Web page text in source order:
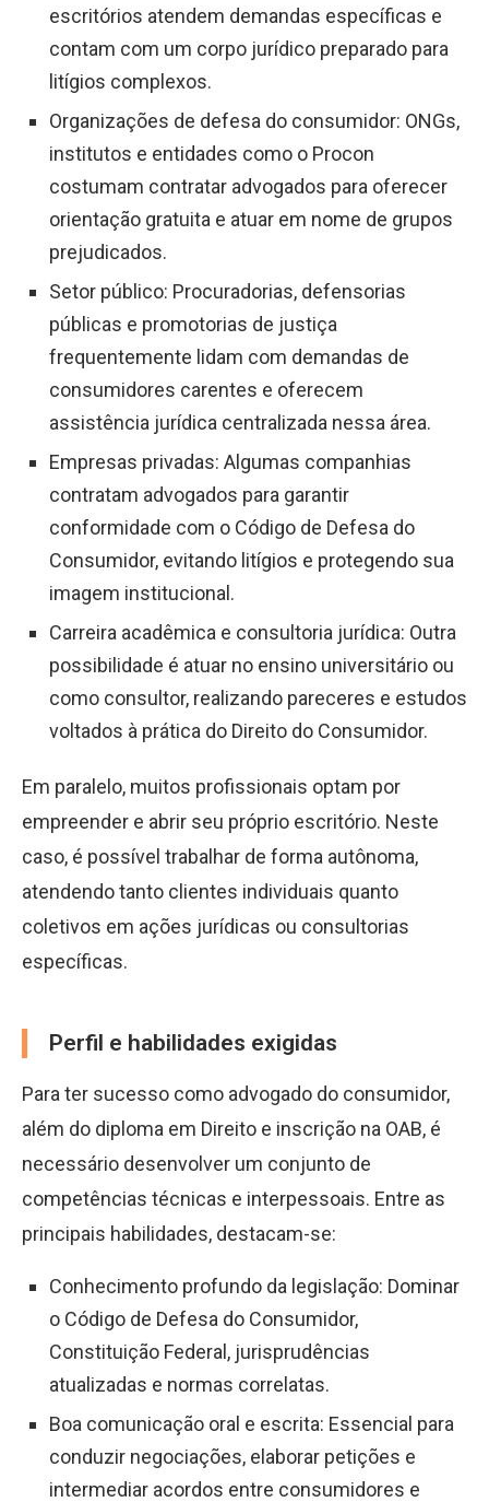
escritórios atendem demandas específicas e
contam com um corpo jurídico preparado para
litígios complexos.
Organizações de defesa do consumidor: ONGs,
institutos e entidades como o Procon
costumam contratar advogados para oferecer
orientação gratuita e atuar em nome de grupos
prejudicados.
Setor público: Procuradorias, defensorias
públicas e promotorias de justiça
frequentemente lidam com demandas de
consumidores carentes e oferecem
assistência jurídica centralizada nessa área.
Empresas privadas: Algumas companhias
contratam advogados para garantir
conformidade com o Código de Defesa do
Consumidor, evitando litígios e protegendo sua
imagem institucional.
Carreira acadêmica e consultoria jurídica: Outra
possibilidade é atuar no ensino universitário ou
como consultor, realizando pareceres e estudos
voltados à prática do Direito do Consumidor.
Em paralelo, muitos profissionais optam por
empreender e abrir seu próprio escritório. Neste
caso, é possível trabalhar de forma autônoma,
atendendo tanto clientes individuais quanto
coletivos em ações jurídicas ou consultorias
específicas.
Perfil e habilidades exigidas
Para ter sucesso como advogado do consumidor,
além do diploma em Direito e inscrição na OAB, é
necessário desenvolver um conjunto de
competências técnicas e interpessoais. Entre as
principais habilidades, destacam-se:
Conhecimento profundo da legislação: Dominar
o Código de Defesa do Consumidor,
Constituição Federal, jurisprudências
atualizadas e normas correlatas.
Boa comunicação oral e escrita: Essencial para
conduzir negociações, elaborar petições e
intermediar acordos entre consumidores e